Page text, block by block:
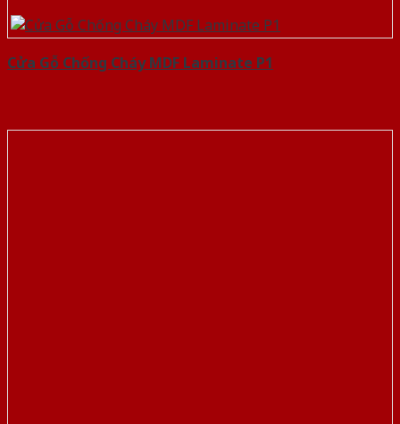
Cửa Gỗ Chống Cháy MDF Laminate P1